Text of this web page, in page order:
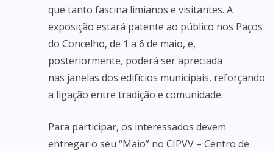
que tanto fascina limianos e visitantes. A
exposição estará patente ao público nos Paços
do Concelho, de 1 a 6 de maio, e,
posteriormente, poderá ser apreciada
nas janelas dos edifícios municipais, reforçando
a ligação entre tradição e comunidade.
Para participar, os interessados devem
entregar o seu “Maio” no CIPVV – Centro de